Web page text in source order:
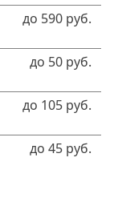
до 590 руб.
до 50 руб.
до 105 руб.
до 45 руб.